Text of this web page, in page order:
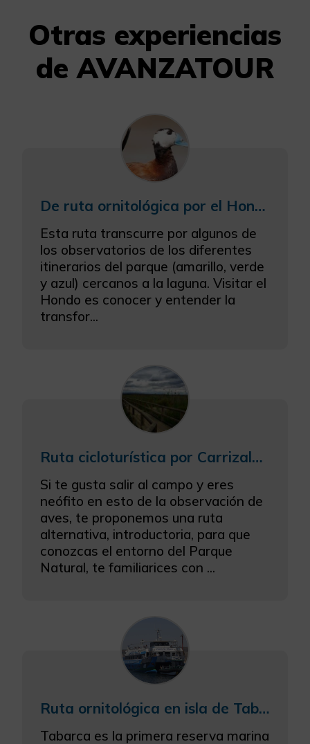
Otras experiencias
de AVANZATOUR
De ruta ornitológica por el Hondo
Esta ruta transcurre por algunos de
los observatorios de los diferentes
itinerarios del parque (amarillo, verde
y azul) cercanos a la laguna. Visitar el
Hondo es conocer y entender la
transfor...
Ruta cicloturística por Carrizales y la Reserva
Si te gusta salir al campo y eres
neófito en esto de la observación de
aves, te proponemos una ruta
alternativa, introductoria, para que
conozcas el entorno del Parque
Natural, te familiarices con ...
Ruta ornitológica en isla de Tabarca
Tabarca es la primera reserva marina